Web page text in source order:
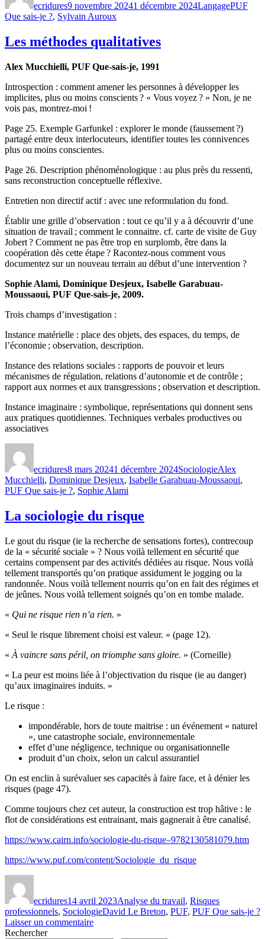
ecridures9 novembre 20241 décembre 2024LangagePUF
Que sais-je ?, Sylvain Auroux
Les méthodes qualitatives
Alex Mucchielli, PUF Que-sais-je, 1991
Introspection : comment amener les personnes à développer les
implicites, plus ou moins conscients ? « Vous voyez ? » Non, je ne
vois pas, montrez-moi !
Page 25. Exemple Garfunkel : explorer le monde (faussement ?)
partagé entre deux interlocuteurs, identifier toutes les connivences
plus ou moins conscientes.
Page 26. Description phénoménologique : au plus près du ressenti,
sans reconstruction conceptuelle réflexive.
Entretien non directif actif : avec une reformulation du fond.
Établir une grille d’observation : tout ce qu’il y a à découvrir d’une
situation de travail ; comment le connaitre. cf. carte de visite de Guy
Jobert ? Comment ne pas être trop en surplomb, être dans la
coopération dès cette étape ? Racontez-nous comment vous
documentez sur un nouveau terrain au début d’une intervention ?
Sophie Alami, Dominique Desjeux, Isabelle Garabuau-
Moussaoui, PUF Que-sais-je, 2009.
Trois champs d’investigation :
Instance matérielle : place des objets, des espaces, du temps, de
l’économie ; observation, description.
Instance des relations sociales : rapports de pouvoir et leurs
mécanismes de régulation, relations d’autonomie et de contrôle ;
rapport aux normes et aux transgressions ; observation et description.
Instance imaginaire : symbolique, représentations qui donnent sens
aux pratiques quotidiennes. Techniques verbales productives ou
associatives
ecridures8 mars 20241 décembre 2024SociologieAlex
Mucchielli, Dominique Desjeux, Isabelle Garabuau-Moussaoui,
PUF Que sais-je ?, Sophie Alami
La sociologie du risque
Le gout du risque (ie la recherche de sensations fortes), contrecoup
de la « sécurité sociale » ? Nous voilà tellement en sécurité que
certains compensent par des activités dédiées au risque. Nous voilà
tellement transportés qu’on pratique assidument le jogging ou la
randonnée. Nous voilà tellement nourris qu’on en fait des régimes et
de jeûnes. Nous voilà tellement soignés qu’on en tombe malade.
« Qui ne risque rien n’a rien. »
« Seul le risque librement choisi est valeur. » (page 12).
« À vaincre sans péril, on triomphe sans gloire. » (Corneille)
« La peur est moins liée à l’objectivation du risque (ie au danger)
qu’aux imaginaires induits. »
Le risque :
impondérable, hors de toute maitrise : un événement « naturel
», une catastrophe sociale, environnementale
effet d’une négligence, technique ou organisationnelle
produit d’un choix, selon un calcul assurantiel
On est enclin à surévaluer ses capacités à faire face, et à dénier les
risques (page 47).
Comme toujours chez cet auteur, la construction est trop hâtive : le
flot de considérations est entrainant, mais gagnerait à être canalisé.
https://www.cairn.info/sociologie-du-risque–9782130581079.htm
https://www.puf.com/content/Sociologie_du_risque
ecridures14 avril 2023Analyse du travail, Risques
professionnels, SociologieÉtiquettes
David Le Breton, PUF, PUF Que sais-je ?
Laisser un commentairesur
Rechercher